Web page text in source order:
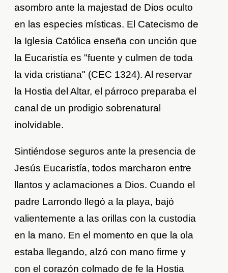
asombro ante la majestad de Dios oculto
en las especies místicas. El Catecismo de
la Iglesia Católica enseña con unción que
la Eucaristía es "fuente y culmen de toda
la vida cristiana" (CEC 1324). Al reservar
la Hostia del Altar, el párroco preparaba el
canal de un prodigio sobrenatural
inolvidable.
Sintiéndose seguros ante la presencia de
Jesús Eucaristía, todos marcharon entre
llantos y aclamaciones a Dios. Cuando el
padre Larrondo llegó a la playa, bajó
valientemente a las orillas con la custodia
en la mano. En el momento en que la ola
estaba llegando, alzó con mano firme y
con el corazón colmado de fe la Hostia